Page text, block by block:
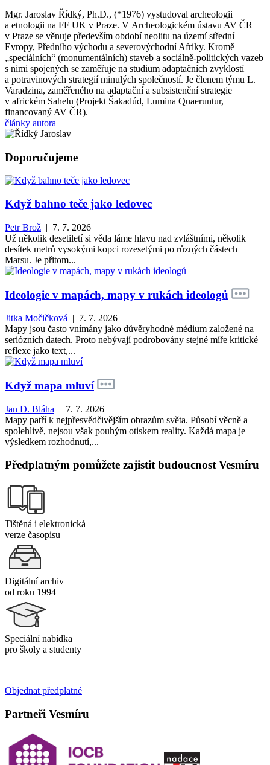
Mgr. Jaroslav Řídký, Ph.D., (*1976) vystudoval archeologii
a etnologii na FF UK v Praze. V Archeologickém ústavu AV ČR
v Praze se věnuje především období neolitu na území střední
Evropy, Předního východu a severovýchodní Afriky. Kromě
„speciálních“ (monumentálních) staveb a sociálně-politických vazeb
s nimi spojených se zaměřuje na studium adaptačních zvyklostí
a potravinových strategií minulých společností. Je členem týmu L.
Varadzina, zaměřeného na adaptační a subsistenční strategie
v africkém Sahelu (Projekt Šakadúd, Lumina Quaeruntur,
financovaný AV ČR).
články autora
Doporučujeme
Když bahno teče jako ledovec
Petr Brož | 7. 7. 2026
Už několik desetiletí si věda láme hlavu nad zvláštními, několik
desítek metrů vysokými kopci rozesetými po různých částech
Marsu. Je přitom...
Ideologie v mapách, mapy v rukách ideologů
Jitka Močičková | 7. 7. 2026
Mapy jsou často vnímány jako důvěryhodné médium založené na
seriózních datech. Proto nebývají podrobovány stejné míře kritické
reflexe jako text,...
Když mapa mluví
Jan D. Bláha | 7. 7. 2026
Mapy patří k nejpřesvědčivějším obrazům světa. Působí věcně a
spolehlivě, nejsou však pouhým otiskem reality. Každá mapa je
výsledkem rozhodnutí,...
Předplatným pomůžete zajistit budoucnost Vesmíru
Tištěná i elektronická
verze časopisu
Digitální archiv
od roku 1994
Speciální nabídka
pro školy a studenty
Objednat předplatné
Partneři Vesmíru